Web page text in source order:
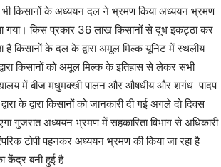
भी किसानों के अध्ययन दल ने भ्रमण किया अध्ययन भ्रमण
गया। किस प्रकार 36 लाख किसानों से दूध इकट्ठा कर
है किसानों के दल के द्वारा अमूल मिल्क यूनिट में स्थलीय
किसानों को अमूल मिल्क के इतिहास से लेकर सभी
में बीज मधुमक्खी पालन और औषधीय और शगंध पादप
के द्वारा किसानों को जानकारी दी गई अगले दो दिवस
गुजरात अध्ययन भ्रमण में सहकारिता विभाग से अधिकारी
टोपी पहनकर अध्ययन भ्रमण की किया जा रहा है
केंद्र बनी हुई है